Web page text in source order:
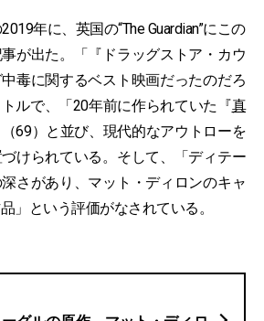
年に、英国の“The Guardian”にこの
が出た。「『ドラッグストア・カウ
毒に関するベスト映画だったのだろ
ルで、「20年前に作られていた『真
（69）と並び、現代的なアウトローを
けられている。そして、「ディテー
さがあり、マット・ディロンのキャ
」という評価がなされている。